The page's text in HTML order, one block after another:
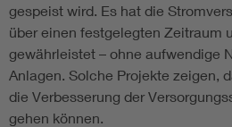
gespeist wird. Es hat die
über einen festgelegten Zeitraum
gewährleistet – ohne aufwendige
Anlagen. Solche Projekte zeigen,
die Verbesserung der
gehen können.